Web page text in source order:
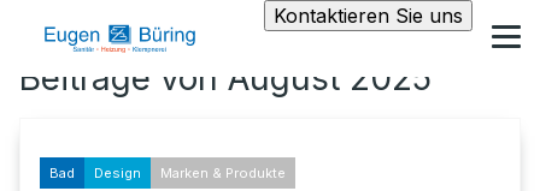
Kontaktieren Sie uns
Beiträge von August 2025
Bad Design Marken & Produkte